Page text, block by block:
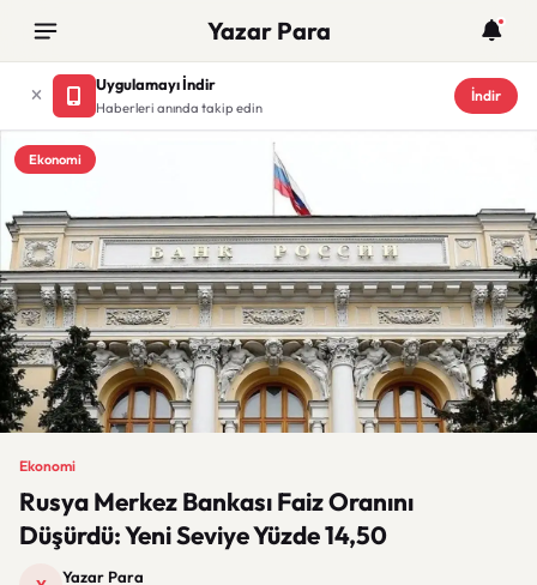
Yazar Para
Uygulamayı İndir
Haberleri anında takip edin
İndir
Ekonomi
Ekonomi
Rusya Merkez Bankası Faiz Oranını
Düşürdü: Yeni Seviye Yüzde 14,50
Yazar Para